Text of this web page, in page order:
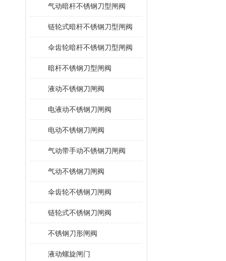
气动暗杆不锈钢刀型闸阀
链轮式暗杆不锈钢刀型闸阀
伞齿轮暗杆不锈钢刀型闸阀
暗杆不锈钢刀型闸阀
液动不锈钢刀闸阀
电液动不锈钢刀闸阀
电动不锈钢刀闸阀
气动带手动不锈钢刀闸阀
气动不锈钢刀闸阀
伞齿轮不锈钢刀闸阀
链轮式不锈钢刀闸阀
不锈钢刀形闸阀
液动螺旋闸门